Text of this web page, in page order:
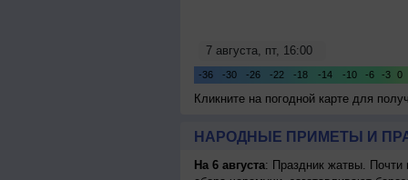
Кликните на погодной карте для
НАРОДНЫЕ ПРИМЕТЫ И
На 6 августа: Праздник жатвы. Почти